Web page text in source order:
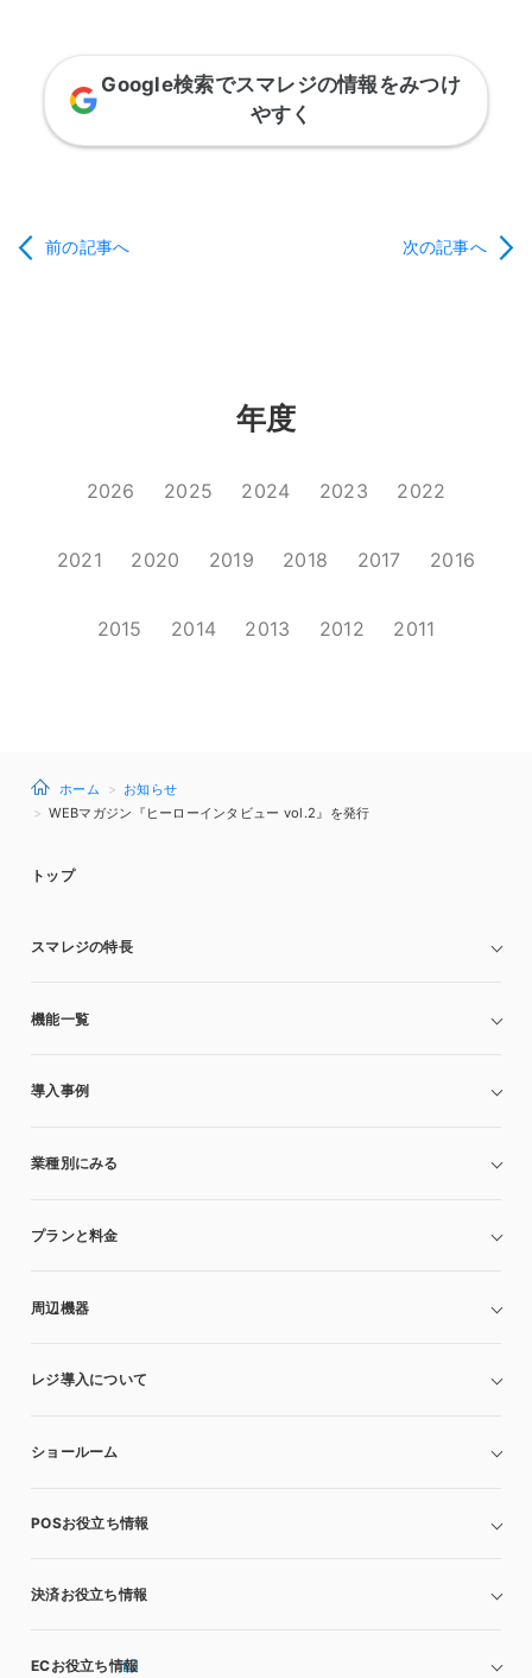
Google検索でスマレジの情報をみつけ
やすく
前の記事へ 次の記事へ
年度
2026 2025 2024 2023 2022
2021 2020 2019 2018 2017 2016
2015 2014 2013 2012 2011
ホーム
お知らせ
WEBマガジン『ヒーローインタビュー vol.2』を発行
トップ
スマレジの特長
機能一覧
導入事例
業種別にみる
プランと料金
周辺機器
レジ導入について
ショールーム
POSお役立ち情報
決済お役立ち情報
ECお役立ち情報